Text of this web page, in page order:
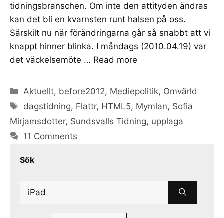
tidningsbranschen. Om inte den attityden ändras
kan det bli en kvarnsten runt halsen på oss.
Särskilt nu när förändringarna går så snabbt att vi
knappt hinner blinka. I måndags (2010.04.19) var
det väckelsemöte … Read more
Categories
Aktuellt, before2012, Mediepolitik, Omvärld
Tags
dagstidning, Flattr, HTML5, Mymlan, Sofia
Mirjamsdotter, Sundsvalls Tidning, upplaga
11 Comments
Sök
Search